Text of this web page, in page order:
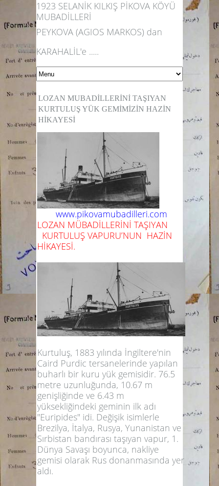
1923 SELANİK KILKIŞ PİKOVA KÖYÜ
MUBADİLLERİ
PEYKOVA (AGIOS MARKOS) dan
KARAHALİL'e .....
LOZAN MUBADİLLERİNİ TAŞIYAN
KURTULUŞ YÜK GEMİMİZİN HAZİN
HİKAYESİ
www.pikovamubadilleri.com
LOZAN MÜBADİLLERİNİ TAŞIYAN
KURTULUŞ VAPURU’NUN HAZİN
HİKAYESİ.
Kurtuluş, 1883 yılında İngiltere'nin
Caird Purdic tersanelerinde yapılan
buharlı bir kuru yük gemisidir. 76.5
metre uzunluğunda, 10.67 m
genişliğinde ve 6.43 m
yüksekliğindeki geminin ilk adı
"Euripides" idi. Değişik isimlerle
Brezilya, İtalya, Rusya, Yunanistan ve
Sırbistan bandırası taşıyan vapur, 1.
Dünya Savaşı boyunca, nakliye
gemisi olarak Rus donanmasında yer
aldı.